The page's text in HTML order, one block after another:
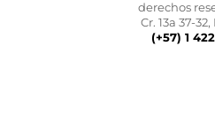
derechos
Cr. 13a 37-
(+57) 1